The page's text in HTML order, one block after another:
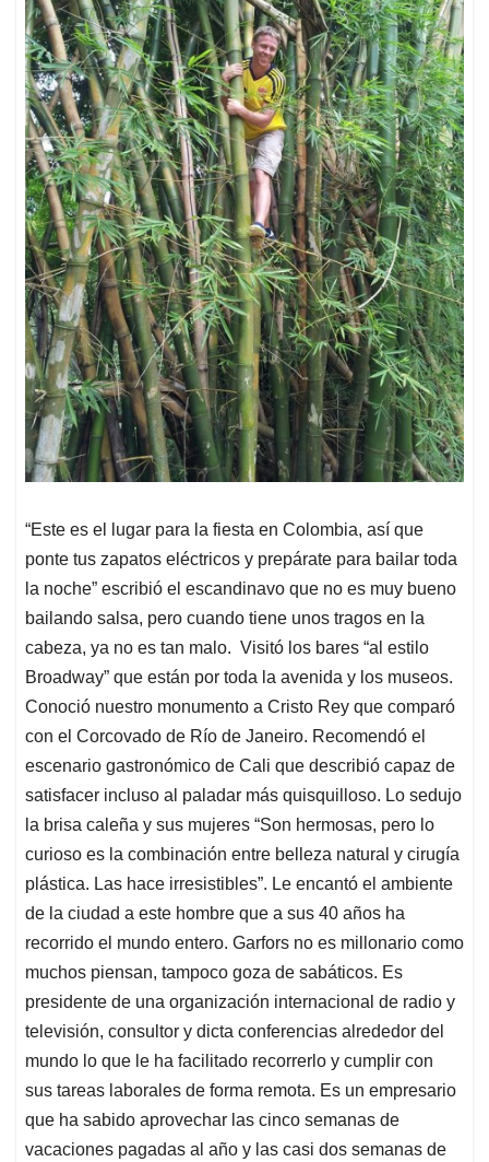
“Este es el lugar para la fiesta en Colombia, así que
ponte tus zapatos eléctricos y prepárate para bailar toda
la noche” escribió el escandinavo que no es muy bueno
bailando salsa, pero cuando tiene unos tragos en la
cabeza, ya no es tan malo. Visitó los bares “al estilo
Broadway” que están por toda la avenida y los museos.
Conoció nuestro monumento a Cristo Rey que comparó
con el Corcovado de Río de Janeiro. Recomendó el
escenario gastronómico de Cali que describió capaz de
satisfacer incluso al paladar más quisquilloso. Lo sedujo
la brisa caleña y sus mujeres “Son hermosas, pero lo
curioso es la combinación entre belleza natural y cirugía
plástica. Las hace irresistibles”. Le encantó el ambiente
de la ciudad a este hombre que a sus 40 años ha
recorrido el mundo entero. Garfors no es millonario como
muchos piensan, tampoco goza de sabáticos. Es
presidente de una organización internacional de radio y
televisión, consultor y dicta conferencias alrededor del
mundo lo que le ha facilitado recorrerlo y cumplir con
sus tareas laborales de forma remota. Es un empresario
que ha sabido aprovechar las cinco semanas de
vacaciones pagadas al año y las casi dos semanas de